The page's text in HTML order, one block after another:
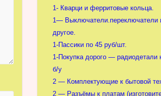
1- Кварци и ферритовые кольца.
1— Выключатели.переключатели
другое.
1-Пассики по 45 руб/шт.
1-Покупка дорого — радиодетали
б/у
2 — Комплектующие к бытовой
2 — Разъёмы к платам